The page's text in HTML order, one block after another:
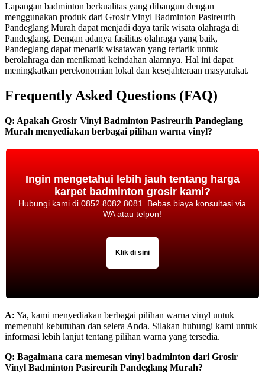
Lapangan badminton berkualitas yang dibangun dengan
menggunakan produk dari Grosir Vinyl Badminton Pasireurih
Pandeglang Murah dapat menjadi daya tarik wisata olahraga di
Pandeglang. Dengan adanya fasilitas olahraga yang baik,
Pandeglang dapat menarik wisatawan yang tertarik untuk
berolahraga dan menikmati keindahan alamnya. Hal ini dapat
meningkatkan perekonomian lokal dan kesejahteraan masyarakat.
Frequently Asked Questions (FAQ)
Q: Apakah Grosir Vinyl Badminton Pasireurih Pandeglang
Murah menyediakan berbagai pilihan warna vinyl?
Ingin mengetahui lebih jauh tentang harga
karpet badminton grosir kami?
Hubungi kami di 0852.8082.8081. Bebas biaya konsultasi via
WA atau telpon!
Klik di sini
A: Ya, kami menyediakan berbagai pilihan warna vinyl untuk
memenuhi kebutuhan dan selera Anda. Silakan hubungi kami untuk
informasi lebih lanjut tentang pilihan warna yang tersedia.
Q: Bagaimana cara memesan vinyl badminton dari Grosir
Vinyl Badminton Pasireurih Pandeglang Murah?